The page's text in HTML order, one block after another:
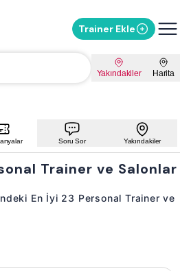
Trainer Ekle
Yakındakiler Harita
Soru Sor Yakındakiler
Trainer ve Salonlar
En İyi 23 Personal Trainer ve